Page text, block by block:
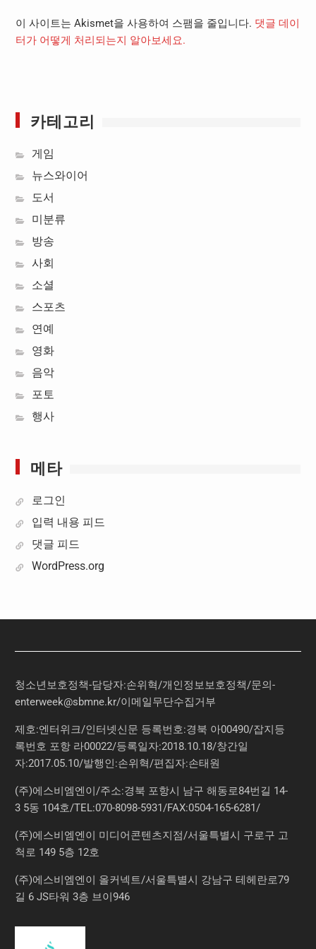
이 사이트는 Akismet을 사용하여 스팸을 줄입니다. 댓글 데이
터가 어떻게 처리되는지 알아보세요.
카테고리
게임
뉴스와이어
도서
미분류
방송
사회
소셜
스포츠
연예
영화
음악
포토
행사
메타
로그인
입력 내용 피드
댓글 피드
WordPress.org
청소년보호정책-담당자:손위혁/개인정보보호정책/문의-
enterweek@sbmne.kr/이메일무단수집거부
제호:엔터위크/인터넷신문 등록번호:경북 아00490/잡지등
록번호 포항 라00022/등록일자:2018.10.18/창간일
자:2017.05.10/발행인:손위혁/편집자:손태원
(주)에스비엠엔이/주소:경북 포항시 남구 해동로84번길 14-
3 5동 104호/TEL:070-8098-5931/FAX:0504-165-6281/
(주)에스비엠엔이 미디어콘텐츠지점/서울특별시 구로구 고
척로 149 5층 12호
(주)에스비엠엔이 올커넥트/서울특별시 강남구 테헤란로79
길 6 JS타워 3층 브이946